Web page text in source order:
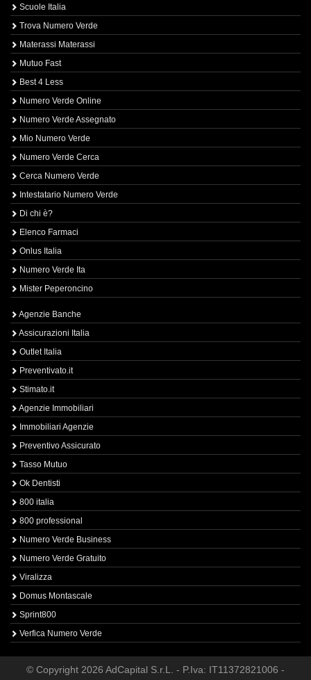
Scuole Italia
Trova Numero Verde
Materassi Materassi
Mutuo Fast
Best 4 Less
Numero Verde Online
Numero Verde Assegnato
Mio Numero Verde
Numero Verde Cerca
Cerca Numero Verde
Intestatario Numero Verde
Di chi è?
Elenco Farmaci
Onlus Italia
Numero Verde Ita
Mister Peperoncino
Agenzie Banche
Assicurazioni Italia
Outlet Italia
Preventivato.it
Stimato.it
Agenzie Immobiliari
Immobiliari Agenzie
Preventivo Assicurato
Tasso Mutuo
Ok Dentisti
800 italia
800 professional
Numero Verde Business
Numero Verde Gratuito
Viralizza
Domus Montascale
Sprint800
Verfica Numero Verde
© Copyright 2026 AdCapital S.r.L. - P.Iva: IT11372821006 -